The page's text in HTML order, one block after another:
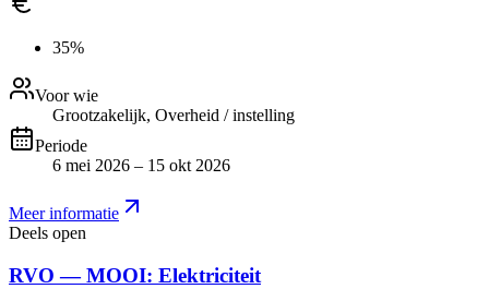
35%
Voor wie
Grootzakelijk, Overheid / instelling
Periode
6 mei 2026 – 15 okt 2026
Meer informatie
Deels open
RVO — MOOI: Elektriciteit